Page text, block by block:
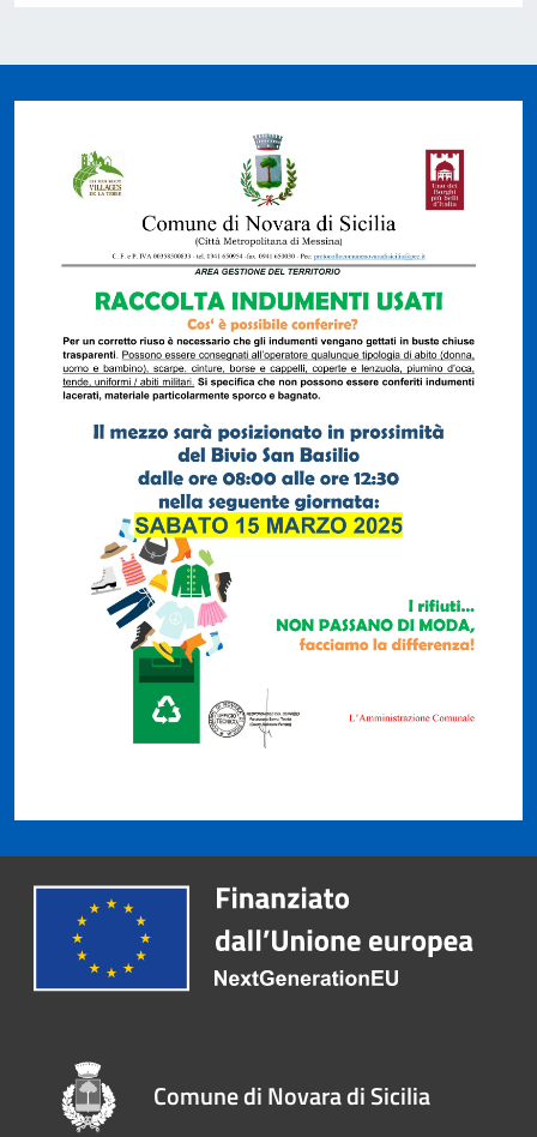
Comune di Novara di Sicilia